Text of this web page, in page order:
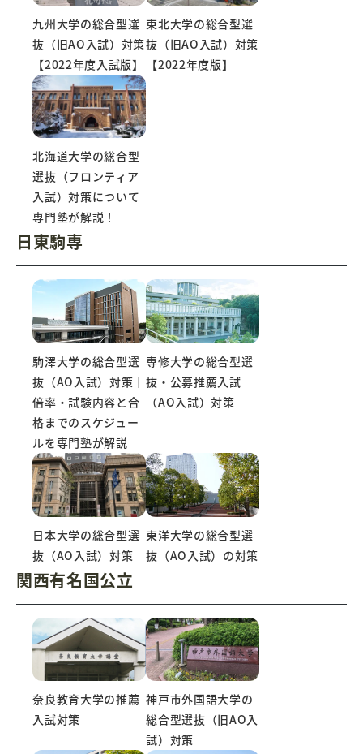
九州大学の総合型選
抜（旧AO入試）対策
【2022年度入試版】
東北大学の総合型選
抜（旧AO入試）対策
【2022年度版】
北海道大学の総合型
選抜（フロンティア
入試）対策について
専門塾が解説！
日東駒専
駒澤大学の総合型選
抜（AO入試）対策｜
倍率・試験内容と合
格までのスケジュー
ルを専門塾が解説
専修大学の総合型選
抜・公募推薦入試
（AO入試）対策
日本大学の総合型選
抜（AO入試）対策
東洋大学の総合型選
抜（AO入試）の対策
関西有名国公立
奈良教育大学の推薦
入試対策
神戸市外国語大学の
総合型選抜（旧AO入
試）対策